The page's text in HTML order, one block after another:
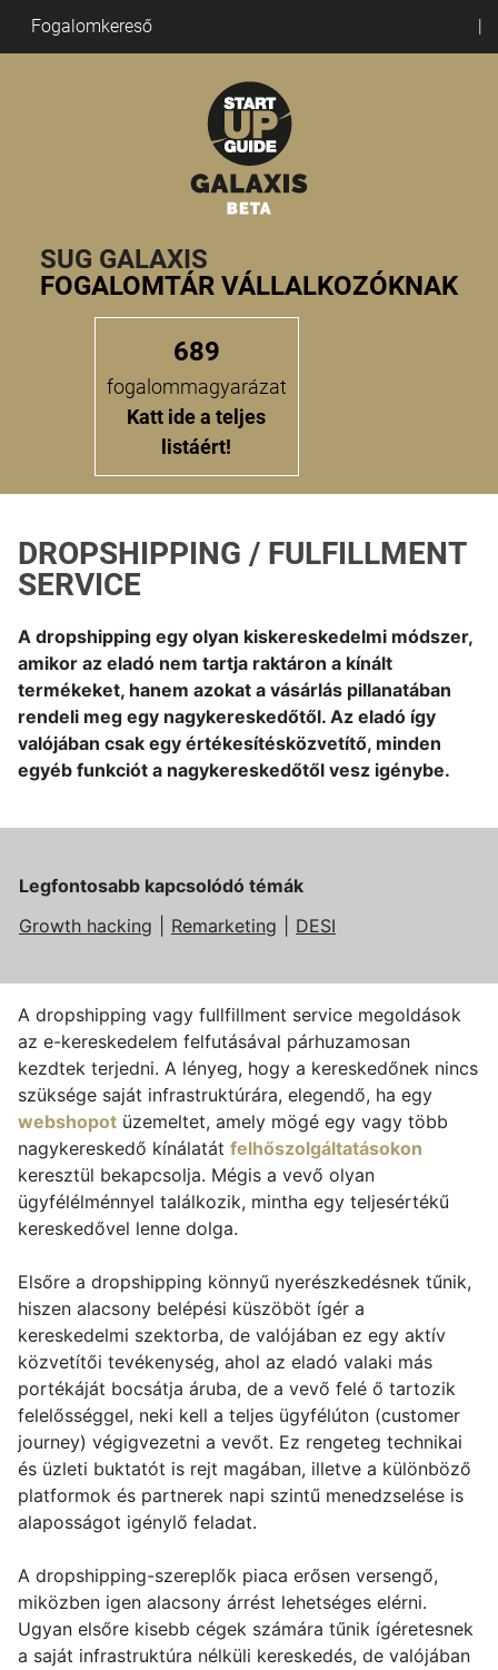
Fogalomkereső
SUG GALAXIS
FOGALOMTÁR VÁLLALKOZÓKNAK
689
fogalommagyarázat
Katt ide a teljes
listáért!
DROPSHIPPING / FULFILLMENT
SERVICE
A dropshipping egy olyan kiskereskedelmi módszer,
amikor az eladó nem tartja raktáron a kínált
termékeket, hanem azokat a vásárlás pillanatában
rendeli meg egy nagykereskedőtől. Az eladó így
valójában csak egy értékesítésközvetítő, minden
egyéb funkciót a nagykereskedőtől vesz igénybe.
Legfontosabb kapcsolódó témák
Growth hacking
Remarketing DESI
A dropshipping vagy fullfillment service megoldások
az e-kereskedelem felfutásával párhuzamosan
kezdtek terjedni. A lényeg, hogy a kereskedőnek nincs
szüksége saját infrastruktúrára, elegendő, ha egy
webshopot üzemeltet, amely mögé egy vagy több
nagykereskedő kínálatát felhőszolgáltatásokon
keresztül bekapcsolja. Mégis a vevő olyan
ügyfélélménnyel találkozik, mintha egy teljesértékű
kereskedővel lenne dolga.
Elsőre a dropshipping könnyű nyerészkedésnek tűnik,
hiszen alacsony belépési küszöböt ígér a
kereskedelmi szektorba, de valójában ez egy aktív
közvetítői tevékenység, ahol az eladó valaki más
portékáját bocsátja áruba, de a vevő felé ő tartozik
felelősséggel, neki kell a teljes ügyfélúton (customer
journey) végigvezetni a vevőt. Ez rengeteg technikai
és üzleti buktatót is rejt magában, illetve a különböző
platformok és partnerek napi szintű menedzselése is
alaposságot igénylő feladat.
A dropshipping-szereplők piaca erősen versengő,
miközben igen alacsony árrést lehetséges elérni.
Ugyan elsőre kisebb cégek számára tűnik ígéretesnek
a saját infrastruktúra nélküli kereskedés, de valójában